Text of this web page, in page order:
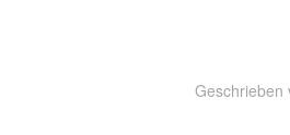
Geschrieben